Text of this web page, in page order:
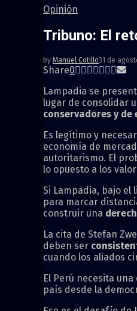
Opinión
Tribuno: El
by Manuel Cotillo31 de
Share0
Lampadia se
lugar de consolidar
conservadores y de
Es legítimo y
economía de
autoritarismo. El
lo opuesto a los
Si Lampadia, bajo
para marcar
construir una
La cita de Stefan
deben ser
cuando los aliados
El Perú necesita
país desde la